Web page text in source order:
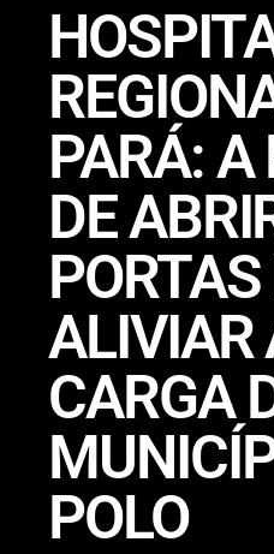
PARÁ: A
DE
PORTAS
ALIVIAR
CARGA
POLO